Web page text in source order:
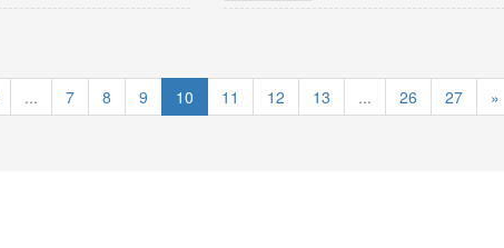
... 7 8 9 10 11 12 13 ... 26 27 »